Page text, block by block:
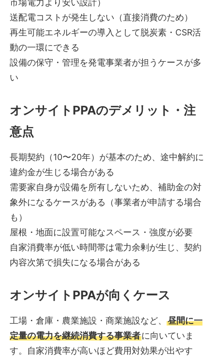
送配電コストが発生しない（直接消費のため）
再生可能エネルギーの導入として脱炭素・CSR活
動の一環にできる
設備の保守・管理を発電事業者が担うケースが多
い
オンサイトPPAのデメリット・注
意点
長期契約（10〜20年）が基本のため、途中解約に
違約金が生じる場合がある
需要家自身が設備を所有しないため、補助金の対
象外になるケースがある（事業者が申請する場合
も）
屋根・地面に設置可能なスペース・強度が必要
自家消費率が低い時間帯は電力余剰が生じ、契約
内容次第で損失になる場合がある
オンサイトPPAが向くケース
工場・倉庫・農業施設・商業施設など、 昼間に一
定量の電力を継続消費する事業者に向いていま
す。自家消費率が高いほど費用対効果が出やす